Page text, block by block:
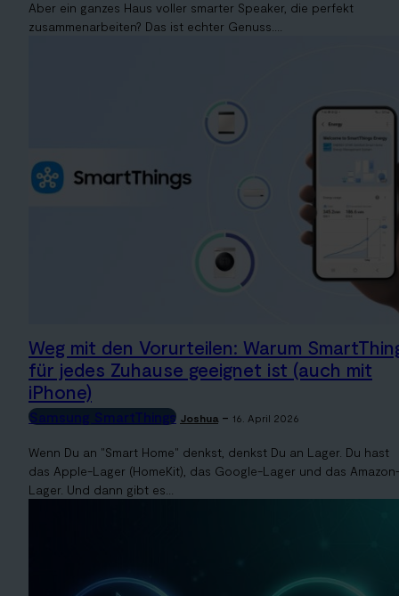
Aber ein ganzes Haus voller smarter Speaker, die perfekt
zusammenarbeiten? Das ist echter Genuss....
Weg mit den Vorurteilen: Warum
für jedes Zuhause geeignet ist (auch mit
iPhone)
Samsung SmartThings Joshua - 16. April 2026
Wenn Du an "Smart Home" denkst, denkst Du an Lager. Du hast
das Apple-Lager (HomeKit), das Google-Lager und das
Lager. Und dann gibt es...